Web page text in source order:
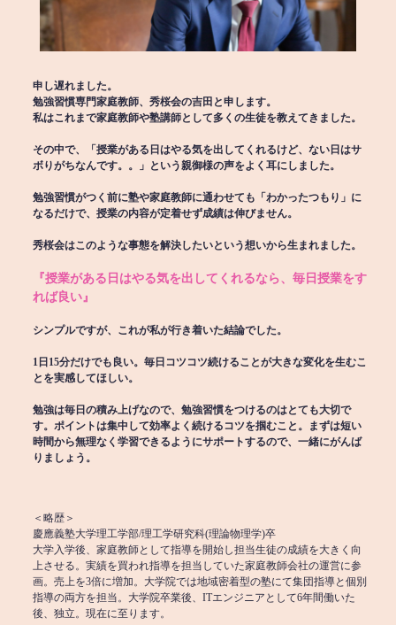
申し遅れました。
勉強習慣専門家庭教師、秀桜会の吉田と申します。
私はこれまで家庭教師や塾講師として多くの生徒を教えてきました。
その中で、「授業がある日はやる気を出してくれるけど、ない日はサ
ボりがちなんです。。」という親御様の声をよく耳にしました。
勉強習慣がつく前に塾や家庭教師に通わせても「わかったつもり」に
なるだけで、授業の内容が定着せず成績は伸びません。
秀桜会はこのような事態を解決したいという想いから生まれました。
『授業がある日はやる気を出してくれるなら、毎日授業をす
れば良い』
シンプルですが、これが私が行き着いた結論でした。
1日15分だけでも良い。毎日コツコツ続けることが大きな変化を生むこ
とを実感してほしい。
勉強は毎日の積み上げなので、勉強習慣をつけるのはとても大切で
す。ポイントは集中して効率よく続けるコツを掴むこと。まずは短い
時間から無理なく学習できるようにサポートするので、一緒にがんば
りましょう。
＜略歴＞
慶應義塾大学理工学部/理工学研究科(理論物理学)卒
大学入学後、家庭教師として指導を開始し担当生徒の成績を大きく向
上させる。実績を買われ指導を担当していた家庭教師会社の運営に参
画。売上を3倍に増加。大学院では地域密着型の塾にて集団指導と個別
指導の両方を担当。大学院卒業後、ITエンジニアとして6年間働いた
後、独立。現在に至ります。